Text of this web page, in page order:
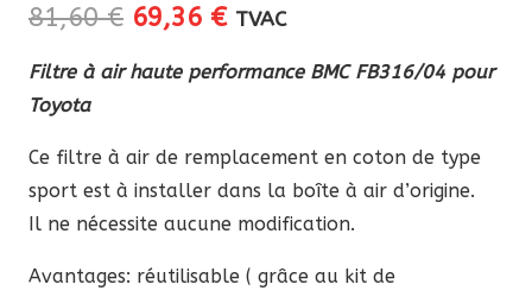
81,60€ Le
initial
81,60 €.
69,36 €Le
actuel
69,36 €.
TVAC
Filtre à air haute performance BMC FB316/04 pour
Toyota
Ce filtre à air de remplacement en coton de type
sport est à installer dans la boîte à air d’origine.
Il ne nécessite aucune modification.
Avantages: réutilisable ( grâce au kit de